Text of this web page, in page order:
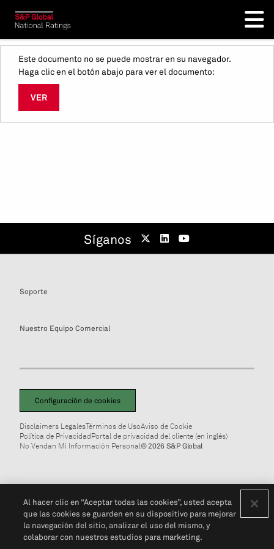
Este documento no se puede mostrar en su navegador.
Haga clic en el botón abajo para ver el documento:
VER
Síganos
Soporte
Nuestro Equipo Comercial
Configuración de cookies
Disclaimers LegalesTérminos de UsoAviso de Cookie
Política de PrivacidadPortal de privacidad del cliente (en inglés)
No Vendan Mi Información Personal© 2026 S&P Global
Al hacer clic en “Aceptar todas las cookies”, usted acepta
que las cookies se guarden en su dispositivo para mejorar
la navegación del sitio, analizar el uso del mismo, y
colaborar con nuestros estudios para marketing.